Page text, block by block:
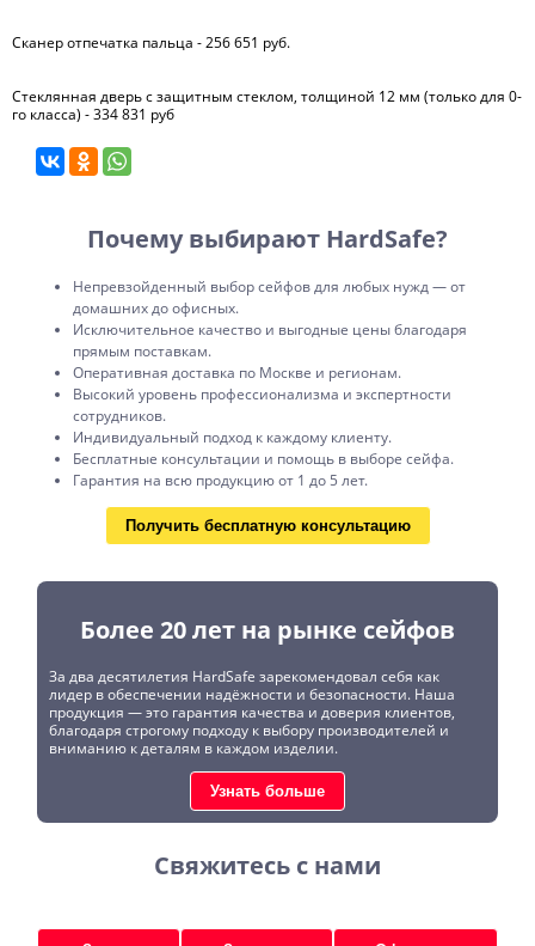
Сканер отпечатка пальца - 256 651 руб.
Стеклянная дверь с защитным стеклом, толщиной 12 мм (только для 0-
го класса) - 334 831 руб
Почему выбирают HardSafe?
Непревзойденный выбор сейфов для любых нужд — от
домашних до офисных.
Исключительное качество и выгодные цены благодаря
прямым поставкам.
Оперативная доставка по Москве и регионам.
Высокий уровень профессионализма и экспертности
сотрудников.
Индивидуальный подход к каждому клиенту.
Бесплатные консультации и помощь в выборе сейфа.
Гарантия на всю продукцию от 1 до 5 лет.
Получить бесплатную консультацию
Более 20 лет на рынке сейфов
За два десятилетия HardSafe зарекомендовал себя как
лидер в обеспечении надёжности и безопасности. Наша
продукция — это гарантия качества и доверия клиентов,
благодаря строгому подходу к выбору производителей и
вниманию к деталям в каждом изделии.
Узнать больше
Свяжитесь с нами